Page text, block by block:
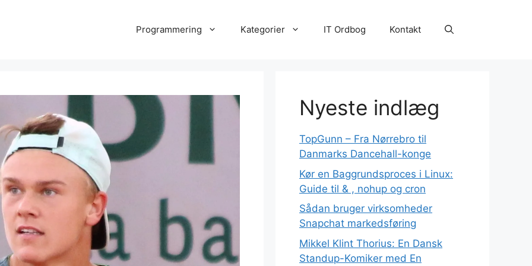
Programmering Kategorier IT Ordbog Kontakt
Nyeste indlæg
TopGunn – Fra Nørrebro til
Danmarks Dancehall-konge
Kør en Baggrundsproces i Linux:
Guide til & , nohup og cron
Sådan bruger virksomheder
Snapchat markedsføring
Mikkel Klint Thorius: En Dansk
Standup-Komiker med En